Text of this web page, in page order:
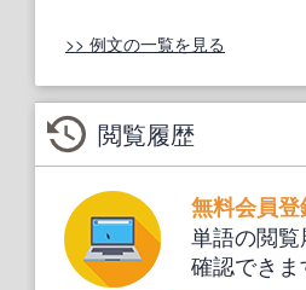
>> 例文の一覧を見る
閲覧履歴
無料会員登
単語の閲覧
確認できま